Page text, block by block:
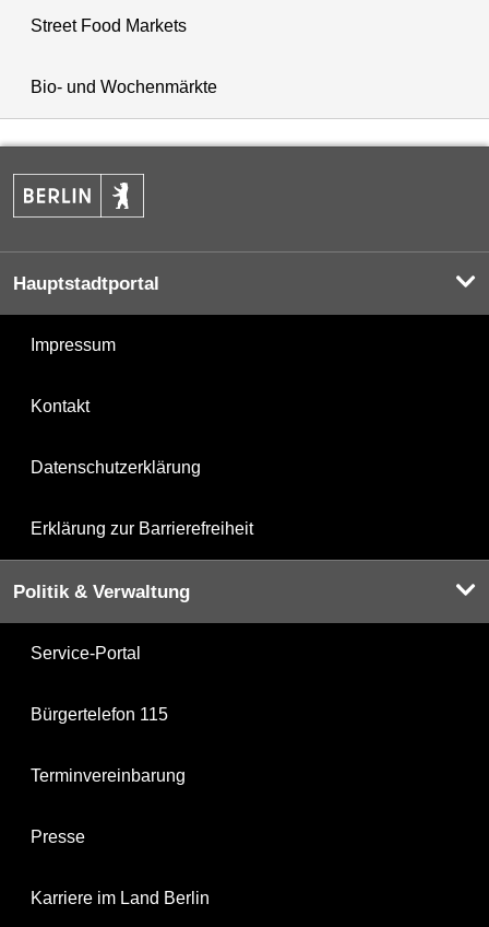
Street Food Markets
Bio- und Wochenmärkte
Hauptstadtportal
Impressum
Kontakt
Datenschutzerklärung
Erklärung zur Barrierefreiheit
Politik & Verwaltung
Service-Portal
Bürgertelefon 115
Terminvereinbarung
Presse
Karriere im Land Berlin